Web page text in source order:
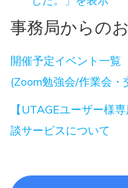
事務局からの
開催予定イベント一覧
(Zoom勉強会/作業会・
【UTAGEユーザー様
談サービスについて